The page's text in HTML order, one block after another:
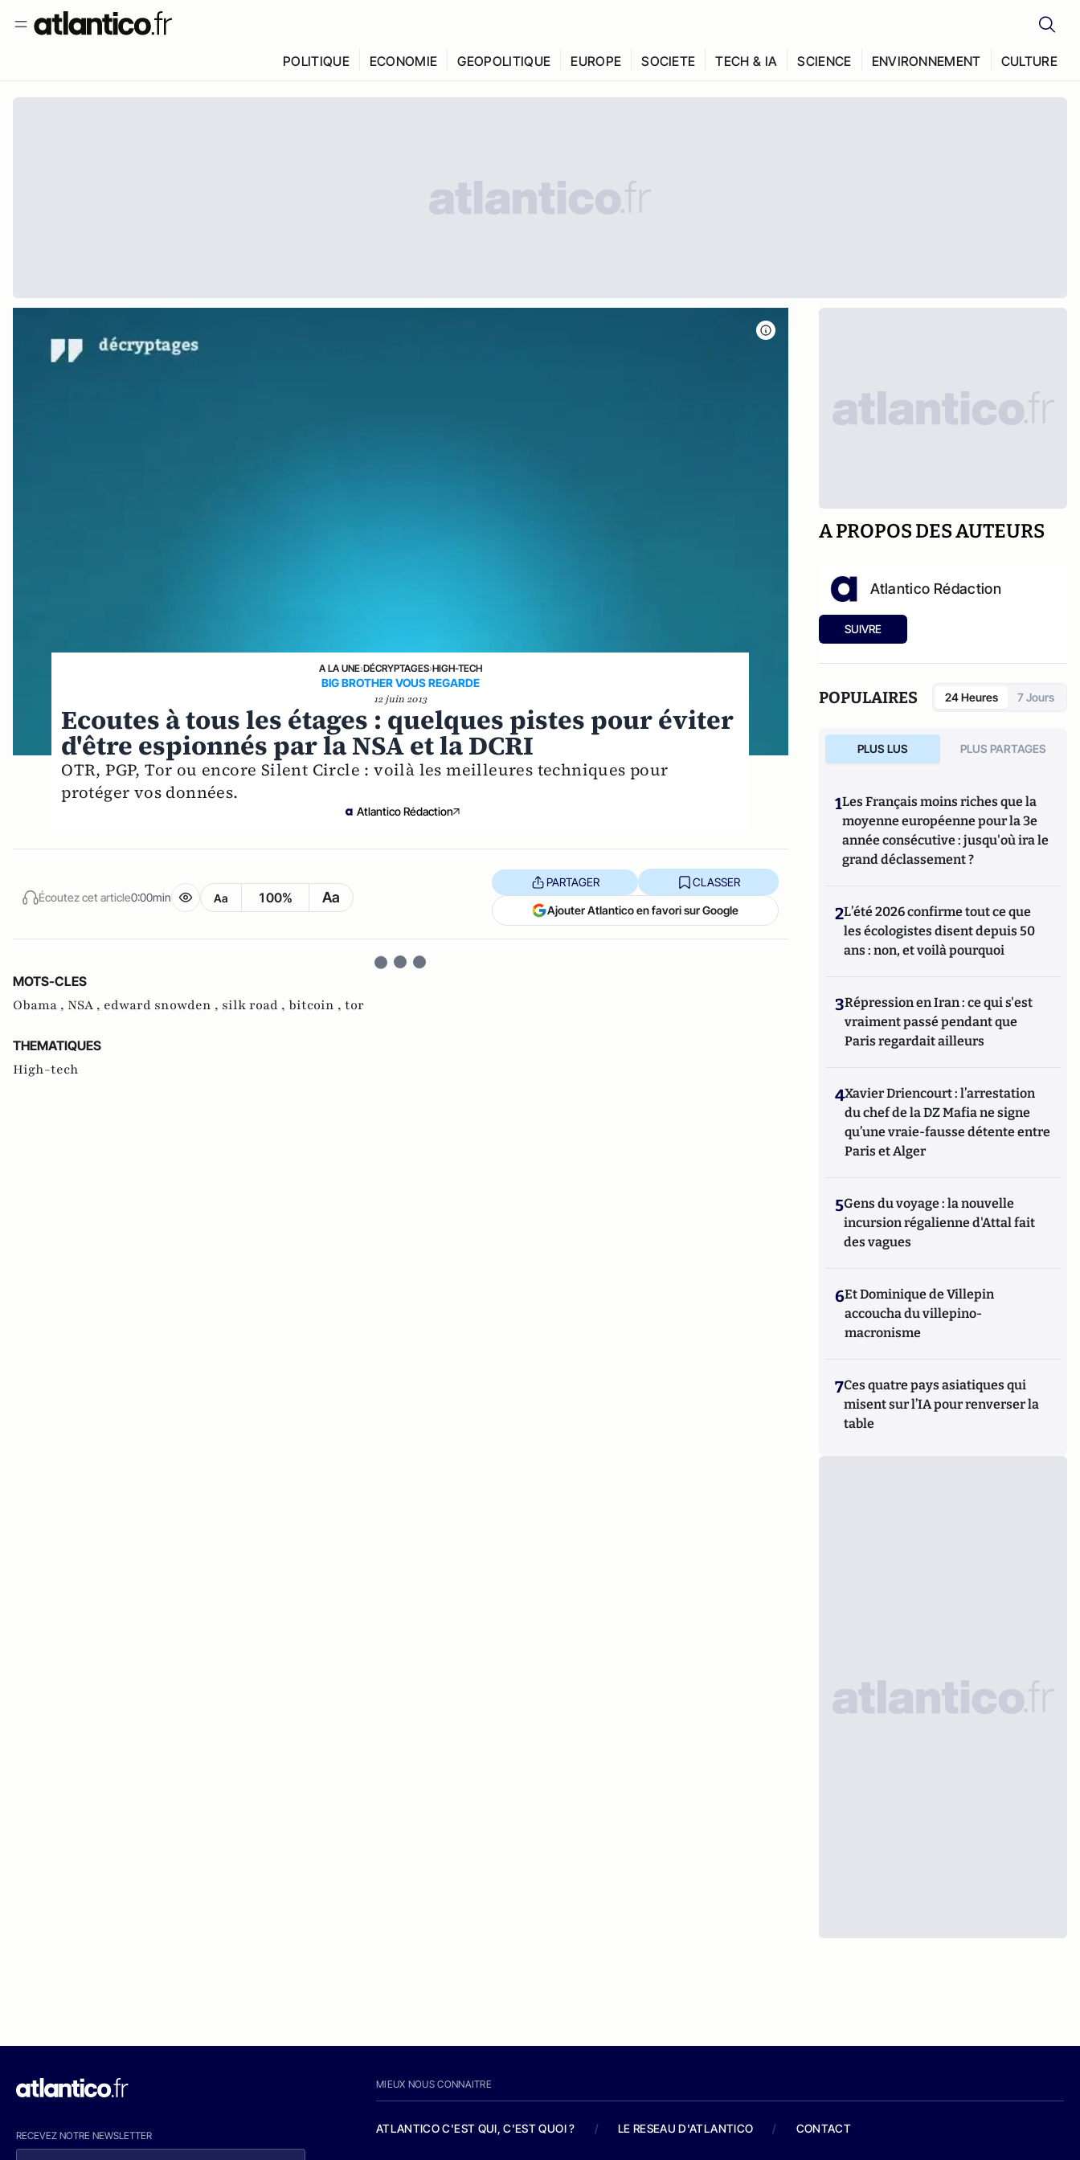
POLITIQUE ECONOMIE GEOPOLITIQUE EUROPE SOCIETE TECH & IA SCIENCE ENVIRONNEMENT CULTURE
A LA UNE›DÉCRYPTAGES›HIGH-TECH
BIG BROTHER VOUS REGARDE
12 juin 2013
Ecoutes à tous les étages : quelques pistes pour éviter
d'être espionnés par la NSA et la DCRI
OTR, PGP, Tor ou encore Silent Circle : voilà les meilleures techniques pour
protéger vos données.
Atlantico Rédaction
Écoutez cet article0:00min Aa 100% Aa
PARTAGER CLASSER
Ajouter Atlantico en favori sur Google
MOTS-CLES
Obama , NSA , edward snowden , silk road , bitcoin , tor
THEMATIQUES
High-tech
A PROPOS DES AUTEURS
Atlantico Rédaction
SUIVRE
POPULAIRES 24 Heures 7 Jours
PLUS LUS PLUS PARTAGES
1Les Français moins riches que la
moyenne européenne pour la 3e
année consécutive : jusqu'où ira le
grand déclassement ?
2L’été 2026 confirme tout ce que
les écologistes disent depuis 50
ans : non, et voilà pourquoi
3Répression en Iran : ce qui s'est
vraiment passé pendant que
Paris regardait ailleurs
4Xavier Driencourt : l’arrestation
du chef de la DZ Mafia ne signe
qu’une vraie-fausse détente entre
Paris et Alger
5Gens du voyage : la nouvelle
incursion régalienne d'Attal fait
des vagues
6Et Dominique de Villepin
accoucha du villepino-
macronisme
7Ces quatre pays asiatiques qui
misent sur l’IA pour renverser la
table
RECEVEZ NOTRE NEWSLETTER
MIEUX NOUS CONNAITRE
ATLANTICO C'EST QUI, C'EST QUOI ? / LE RESEAU D'ATLANTICO / CONTACT